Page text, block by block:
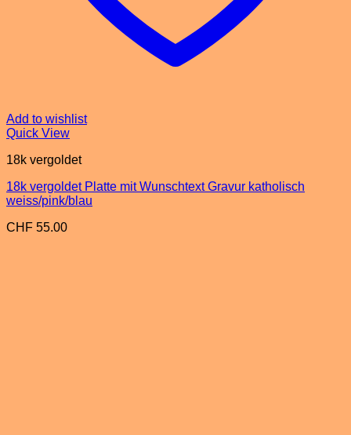
Add to wishlist
Quick View
18k vergoldet
18k vergoldet Platte mit Wunschtext Gravur katholisch
weiss/pink/blau
CHF 55.00